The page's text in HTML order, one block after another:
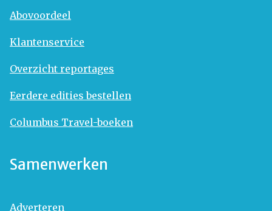
Abovoordeel
Klantenservice
Overzicht reportages
Eerdere edities bestellen
Columbus Travel-boeken
Samenwerken
Adverteren